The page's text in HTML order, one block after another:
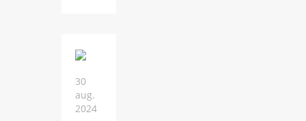
30
aug.
2024